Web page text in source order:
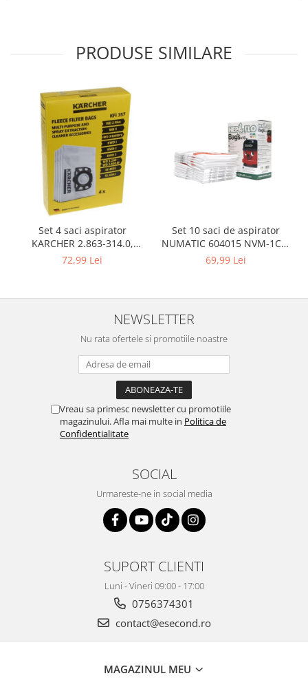
Hrana bebelusi
Maternitate
Petshop
Accesorii animale de companie
Acvaristica
Castroane si adapatori animale
Igiena animale de companie
Mobila si transport animale de
companie
Zgarzi, lese si hamuri
PC, Periferice & Software
Imprimante, Scanere &
Retelistica & Supraveghere
Servere, Componente & UPS
Telecomenzi garaj
Sport & Activitati in aer liber
Aparate Foto & Accesorii
Audio HI-FI & Profesionale
Camere video si sport
PRODUSE SIMILARE
Set 4 saci aspirator
KARCHER 2.863-314.0,
compatibil cu WD, KWD, SE
72,99 Lei
Set 10 saci de aspirator
NUMATIC 604015 NVM-1CH,
9L
69,99 Lei
NEWSLETTER
Nu rata ofertele si promotiile noastre
Vreau sa primesc newsletter cu promotiile
magazinului. Afla mai multe in Politica de
Confidentialitate
SOCIAL
Urmareste-ne in social media
SUPORT CLIENTI
Luni - Vineri 09:00 - 17:00
0756374301
contact@esecond.ro
MAGAZINUL MEU